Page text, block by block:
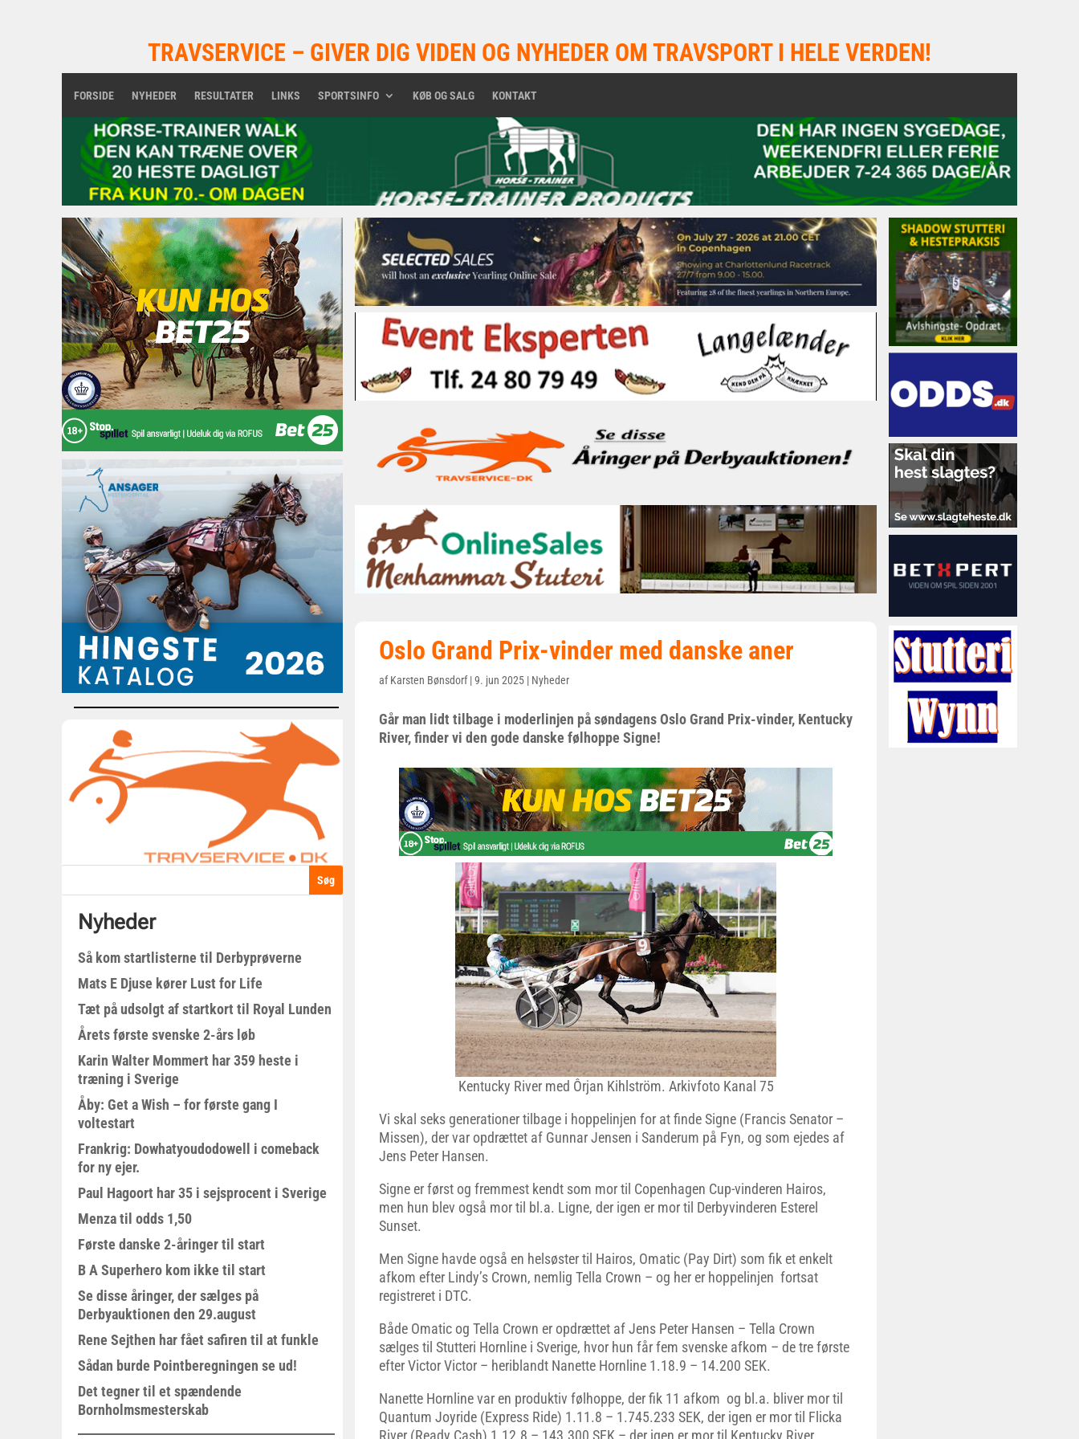
TRAVSERVICE – GIVER DIG VIDEN OG NYHEDER OM TRAVSPORT I HELE VERDEN!
FORSIDE NYHEDER RESULTATER LINKS SPORTSINFO KØB OG SALG KONTAKT
Nyheder
Så kom startlisterne til Derbyprøverne
Mats E Djuse kører Lust for Life
Tæt på udsolgt af startkort til Royal Lunden
Årets første svenske 2-års løb
Karin Walter Mommert har 359 heste i
træning i Sverige
Åby: Get a Wish – for første gang I
voltestart
Frankrig: Dowhatyoudodowell i comeback
for ny ejer.
Paul Hagoort har 35 i sejsprocent i Sverige
Menza til odds 1,50
Første danske 2-åringer til start
B A Superhero kom ikke til start
Se disse åringer, der sælges på
Derbyauktionen den 29.august
Rene Sejthen har fået safiren til at funkle
Sådan burde Pointberegningen se ud!
Det tegner til et spændende
Bornholmsmesterskab
Oslo Grand Prix-vinder med danske aner
afKarsten Bønsdorf|9. jun 2025 | Nyheder
Går man lidt tilbage i moderlinjen på søndagens Oslo Grand Prix-vinder, Kentucky
River, finder vi den gode danske følhoppe Signe!
Kentucky River med Ôrjan Kihlström. Arkivfoto Kanal 75
Vi skal seks generationer tilbage i hoppelinjen for at finde Signe (Francis Senator –
Missen), der var opdrættet af Gunnar Jensen i Sanderum på Fyn, og som ejedes af
Jens Peter Hansen.
Signe er først og fremmest kendt som mor til Copenhagen Cup-vinderen Hairos,
men hun blev også mor til bl.a. Ligne, der igen er mor til Derbyvinderen Esterel
Sunset.
Men Signe havde også en helsøster til Hairos, Omatic (Pay Dirt) som fik et enkelt
afkom efter Lindy’s Crown, nemlig Tella Crown – og her er hoppelinjen fortsat
registreret i DTC.
Både Omatic og Tella Crown er opdrættet af Jens Peter Hansen – Tella Crown
sælges til Stutteri Hornline i Sverige, hvor hun får fem svenske afkom – de tre første
efter Victor Victor – heriblandt Nanette Hornline 1.18.9 – 14.200 SEK.
Nanette Hornline var en produktiv følhoppe, der fik 11 afkom og bl.a. bliver mor til
Quantum Joyride (Express Ride) 1.11.8 – 1.745.233 SEK, der igen er mor til Flicka
River (Ready Cash) 1.12.8 – 143.300 SEK – der igen er mor til Kentucky River.